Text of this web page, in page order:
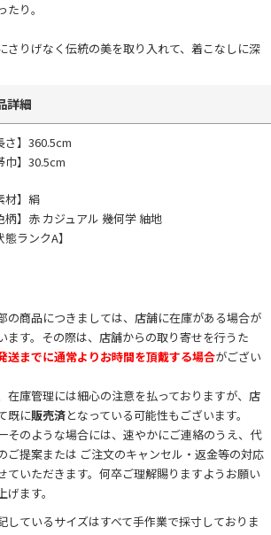
たり。
さりげなく伝統の美を取り入れて、着こなしに深
詳細
さ】360.5cm
巾】30.5cm
材】絹
柄】赤 カジュアル 幾何学 紬地
態ランクA】
の商品につきましては、店舗に在庫がある場合が
ます。その際は、店舗からの取り寄せを行うた
送までに通常よりお時間を頂戴する場合がござい
在庫管理には細心の注意を払っておりますが、店
既に販売済となっている可能性もございます。
そのような場合には、速やかにご連絡のうえ、代
ご提案または ご注文のキャンセル・返金等の対応
ていただきます。何卒ご理解賜りますようお願い
げます。
ているサイズはすべて手作業で採寸しておりま